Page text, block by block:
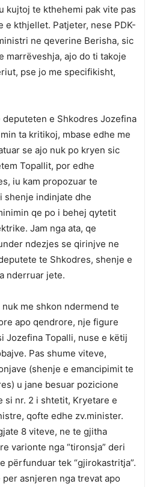
kujtoj te kthehemi pak vite pas
e kthjellet. Patjeter, nese PDK-
ne qeverine Berisha, sic
marrëveshja, ajo do ti takoje
pse jo me specifikisht,
deputeten e Shkodres Jozefina
ta kritikoj, mbase edhe me
se ajo nuk po kryen sic
Topallit, por edhe
iu kam propozuar te
shenje indinjate dhe
qe po i behej qytetit
Jam nga ata, qe
ndezjes se qirinjve ne
te Shkodres, shenje e
nderruar jete.
me shkon ndermend te
apo qendrore, nje figure
Jozefina Topalli, nuse e këtij
Pas shume viteve,
(shenje e emancipimit te
u jane besuar pozicione
si nr. 2 i shtetit, Kryetare e
qofte edhe zv.minister.
8 viteve, ne te gjitha
varionte nga “tironsja” deri
përfunduar tek “gjirokastritja”.
per asnjeren nga trevat apo